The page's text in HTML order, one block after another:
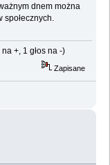
dnem można
+, 1 głos na -)
Zapisane